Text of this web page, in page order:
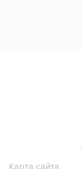
Карта сайта